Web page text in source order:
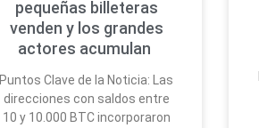
pequeñas billeteras
venden y los grandes
actores acumulan
Puntos Clave de la Noticia: Las
direcciones con saldos entre
10 y 10.000 BTC incorporaron